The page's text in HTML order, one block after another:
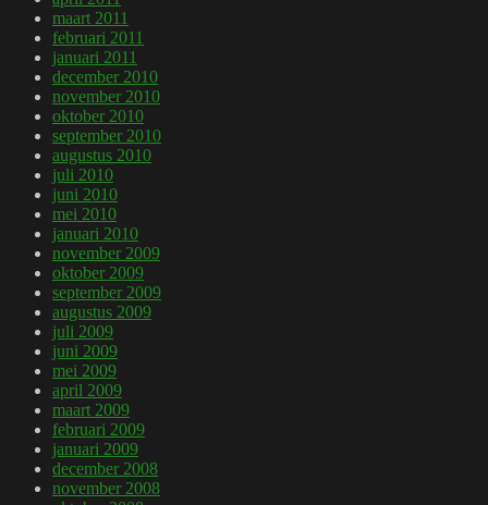
maart 2011
februari 2011
januari 2011
december 2010
november 2010
oktober 2010
september 2010
augustus 2010
juli 2010
juni 2010
mei 2010
januari 2010
november 2009
oktober 2009
september 2009
augustus 2009
juli 2009
juni 2009
mei 2009
april 2009
maart 2009
februari 2009
januari 2009
december 2008
november 2008